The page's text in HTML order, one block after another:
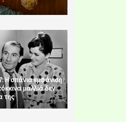
Η σπάνια εμφάνιση
μαλλιά δεν
της